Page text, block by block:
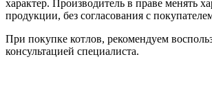
характер. Производитель в праве менять
продукции, без согласования с
При покупке котлов, рекомендуем
консультацией специалиста.